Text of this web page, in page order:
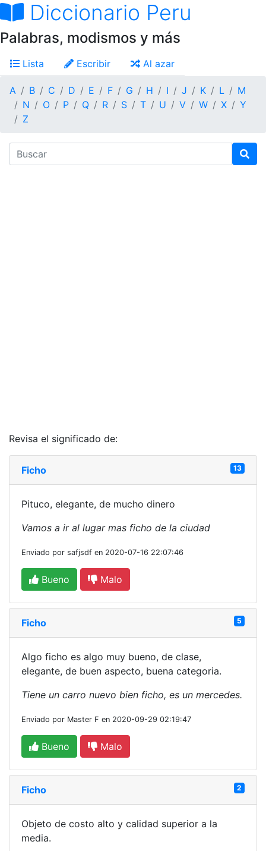
Diccionario Peru
Palabras, modismos y más
Lista Escribir Al azar
A B C D E F G H I J K L
M
N
O P Q R S T U V W X
Y
Z
Revisa el significado de:
Ficho 13
Pituco, elegante, de mucho dinero
Vamos a ir al lugar mas ficho de la ciudad
Enviado por safjsdf en 2020-07-16 22:07:46
Bueno Malo
Ficho 5
Algo ficho es algo muy bueno, de clase,
elegante, de buen aspecto, buena categoria.
Tiene un carro nuevo bien ficho, es un mercedes.
Enviado por Master F en 2020-09-29 02:19:47
Bueno Malo
Ficho 2
Objeto de costo alto y calidad superior a la
media.